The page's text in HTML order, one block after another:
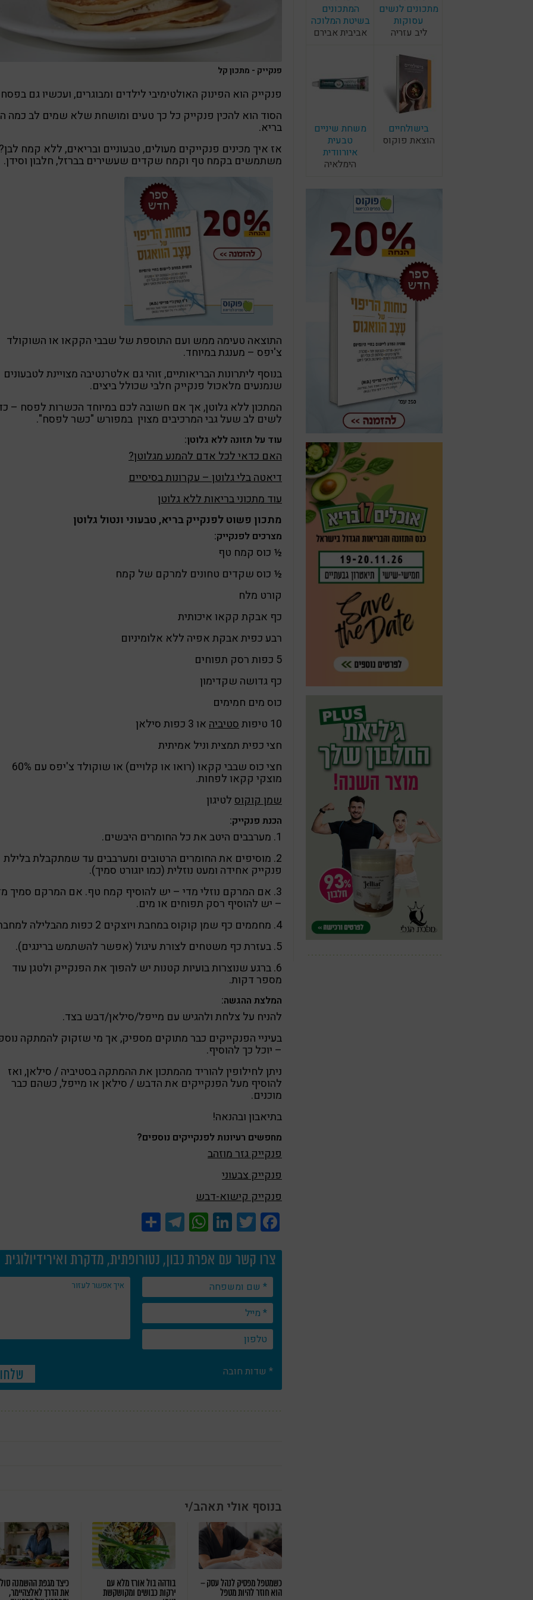
מתכונים לנשים
עסוקות
ליב עזריה
המתכונים
בשיטת המלוכה
אביבית אבירם
בישולחיים
הוצאת פוקוס
משחת שיניים
טבעית
איורוודית
הימלאיה
פנקייק - מתכון קל
פנקייק הוא הפינוק האולטימיבי לילדים ומבוגרים, ועכשיו גם
הסוד הוא להכין פנקייק כל כך טעים ומושחת שלא שמים לב כמה
בריא.
אז איך מכינים פנקייקים מעולים, טבעוניים ובריאים, ללא קמח
משתמשים בקמח טף וקמח שקדים שעשירים בברזל, חלבון וסידן.
התוצאה טעימה ממש ועם התוספת של שבבי הקקאו או השוקולד
צ'יפס – מענגת במיוחד.
בנוסף ליתרונות הבריאותיים, זוהי גם אלטרנטיבה מצויינת לטבעונים
שנמנעים מלאכול פנקייק חלבי שכולל ביצים.
המתכון ללא גלוטן, אך אם חשובה לכם במיוחד הכשרות לפסח –
לשים לב שעל גבי המרכיבים מצוין במפורש "כשר לפסח".
עוד על תזונה ללא גלוטן:
האם כדאי לכל אדם להמנע מגלוטן?
דיאטה בלי גלוטן – עקרונות בסיסיים
עוד מתכוני בריאות ללא גלוטן
מתכון פשוט לפנקייק בריא, טבעוני ונטול גלוטן
מצרכים לפנקייק:
½ כוס קמח טף
½ כוס שקדים טחונים למרקם של קמח
קורט מלח
כף אבקת קקאו איכותית
רבע כפית אבקת אפיה ללא אלומיניום
5 כפות רסק תפוחים
כף גדושה שקדימון
כוס מים חמימים
10 טיפות
סטיביהאו 3 כפות סילאן
חצי כפית תמצית וניל אמיתית
חצי כוס שבבי קקאו (רואו או קלויים) או שוקולד צ'יפס עם 60%
מוצקי קקאו לפחות.
שמן קוקוסלטיגון
הכנת פנקייק:
1. מערבבים היטב את כל החומרים היבשים.
2. מוסיפים את החומרים הרטובים ומערבבים עד שמתקבלת בלילת
פנקייק אחידה ומעט נוזלית (כמו יוגורט סמיך).
3. אם המרקם נוזלי מדי – יש להוסיף קמח טף. אם המרקם סמיך
– יש להוסיף רסק תפוחים או מים.
4. מחממים כף שמן קוקוס במחבת ויוצקים 2 כפות מהבלילה למחבת.
5. בעזרת כף משטחים לצורת עיגול (אפשר להשתמש ברינגים).
6. ברגע שנוצרות בועיות קטנות יש להפוך את הפנקייק ולטגן עוד
מספר דקות.
המלצת ההגשה:
להניח על צלחת ולהגיש עם מייפל/סילאן/דבש בצד.
בעיניי הפנקייקים כבר מתוקים מספיק, אך מי שזקוק להמתקה
– יוכל כך להוסיף.
ניתן לחילופין להוריד מהמתכון את ההמתקה בסטיביה / סילאן, ואז
להוסיף מעל הפנקייקים את הדבש / סילאן או מייפל, כשהם כבר
מוכנים.
בתיאבון ובהנאה!
מחפשים רעיונות לפנקייקים נוספים?
פנקייק גזר מוזהב
פנקייק צבעוני
פנקייק קישוא-דבש
Facebook
Twitter
LinkedIn
WhatsApp
Telegram
צרו קשר עם אפרת נבון, נטורופתית, מדקרת ואירידיולוגית
* שדות חובה
בנוסף אולי תאהב/י
כשמטפל מפסיק לנהל עסק –
הוא חוזר להיות מטפל
בודהה בול אורז מלא עם
ירקות כבושים ומקושקשת
כיצד מגפת ההשמנה
את הדרך לאלצהיימר,